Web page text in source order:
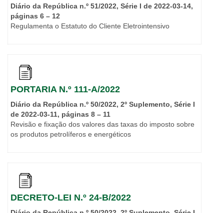
Diário da República n.º 51/2022, Série I de 2022-03-14,
páginas 6 – 12
Regulamenta o Estatuto do Cliente Eletrointensivo
PORTARIA N.º 111-A/2022
Diário da República n.º 50/2022, 2º Suplemento, Série I
de 2022-03-11, páginas 8 – 11
Revisão e fixação dos valores das taxas do imposto sobre
os produtos petrolíferos e energéticos
DECRETO-LEI N.º 24-B/2022